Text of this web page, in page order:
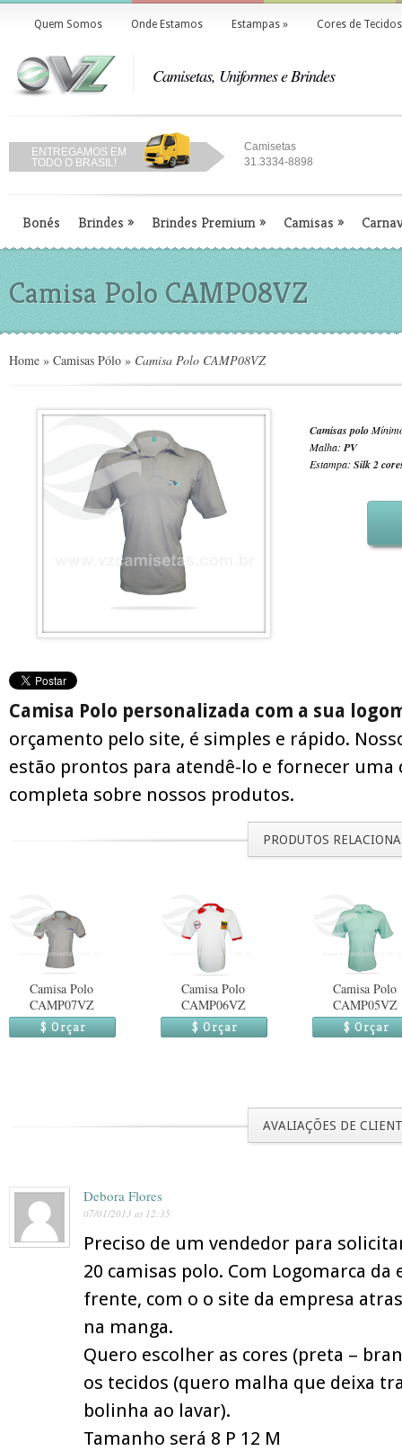
Quem Somos Onde Estamos Estampas» Cores de Tecidos
Camisetas, Uniformes e Brindes
ENTREGAMOS EM
TODO O BRASIL!
Camisetas
31.3334-8898
Bonés Brindes » Brindes Premium» Camisas »
Camisa Polo CAMP08VZ
Home » Camisas Pólo » Camisa Polo CAMP08VZ
Camisas polo
Malha: PV
Estampa: Silk 2
Camisa Polo personalizada com a sua
orçamento pelo site, é simples e rápido.
estão prontos para atendê-lo e fornecer
completa sobre nossos produtos.
PRODUTOS
Camisa Polo
CAMP07VZ
$ Orçar
Camisa Polo
CAMP06VZ
$ Orçar
Camisa Polo
CAMP05VZ
$ Orçar
AVALIAÇÕES DE
Debora Flores
07/01/2013 at 12:35
Preciso de um vendedor para
20 camisas polo. Com Logomarca
frente, com o o site da empresa
na manga.
Quero escolher as cores (preta –
os tecidos (quero malha que deixa
bolinha ao lavar).
Tamanho será 8 P 12 M